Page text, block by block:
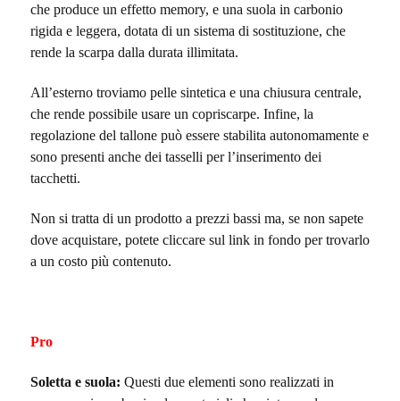
che produce un effetto memory, e una suola in carbonio
rigida e leggera, dotata di un sistema di sostituzione, che
rende la scarpa dalla durata illimitata.
All’esterno troviamo pelle sintetica e una chiusura centrale,
che rende possibile usare un copriscarpe. Infine, la
regolazione del tallone può essere stabilita autonomamente e
sono presenti anche dei tasselli per l’inserimento dei
tacchetti.
Non si tratta di un prodotto a prezzi bassi ma, se non sapete
dove acquistare, potete cliccare sul link in fondo per trovarlo
a un costo più contenuto.
Pro
Soletta e suola: Questi due elementi sono realizzati in